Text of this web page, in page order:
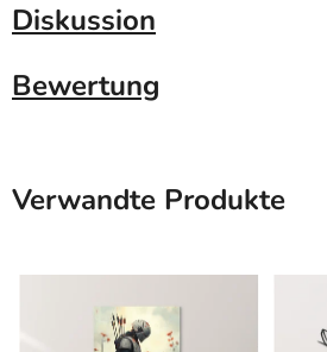
Diskussion
Bewertung
Verwandte Produkte